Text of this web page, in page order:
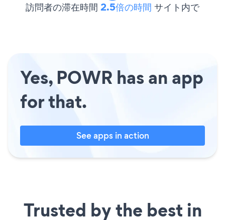
訪問者の滞在時間 2.5倍の時間 サイト内で
Yes, POWR has an app
for that.
See apps in action
Trusted by the best in